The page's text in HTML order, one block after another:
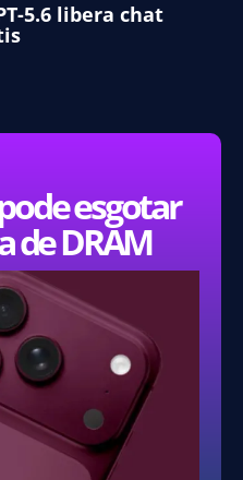
esgotar
de DRAM
5.6 libera chat